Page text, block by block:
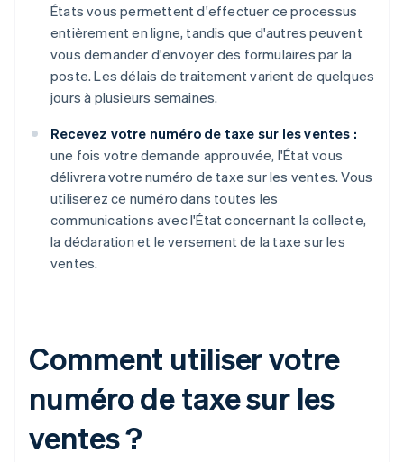
États vous permettent d'effectuer ce processus
entièrement en ligne, tandis que d'autres peuvent
vous demander d'envoyer des formulaires par la
poste. Les délais de traitement varient de quelques
jours à plusieurs semaines.
Recevez votre numéro de taxe sur les ventes :
une fois votre demande approuvée, l'État vous
délivrera votre numéro de taxe sur les ventes. Vous
utiliserez ce numéro dans toutes les
communications avec l'État concernant la collecte,
la déclaration et le versement de la taxe sur les
ventes.
Comment utiliser votre
numéro de taxe sur les
ventes ?